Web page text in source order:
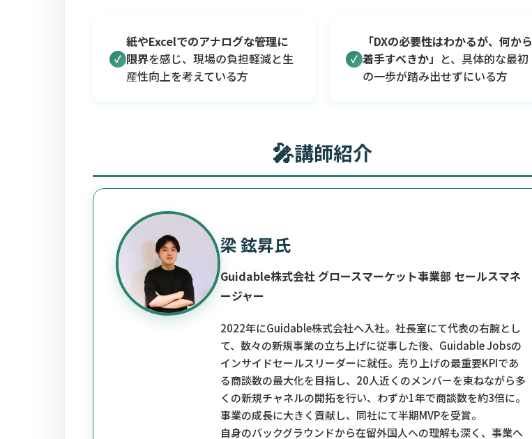
紙やExcelでのアナログな管理に
限界を感じ、現場の負担軽減と生
産性向上を考えている方
「DXの必要性はわかるが、何から
着手すべきか」 と、具体的な最初
の一歩が踏み出せずにいる方
講師紹介
梁 鉉昇氏
Guidable株式会社 グロースマーケット事業部 セールスマネ
ージャー
2022年にGuidable株式会社へ入社。社長室にて代表の右腕とし
て、数々の新規事業の立ち上げに従事した後、Guidable Jobsの
インサイドセールスリーダーに就任。売り上げの最重要KPIであ
る商談数の最大化を目指し、20人近くのメンバーを束ねながら多
くの新規チャネルの開拓を行い、わずか1年で商談数を約3倍に。
事業の成長に大きく貢献し、同社にて半期MVPを受賞。
自身のバックグラウンドから在留外国人への理解も深く、事業へ